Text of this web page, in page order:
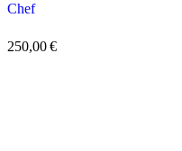
Chef
250,00€